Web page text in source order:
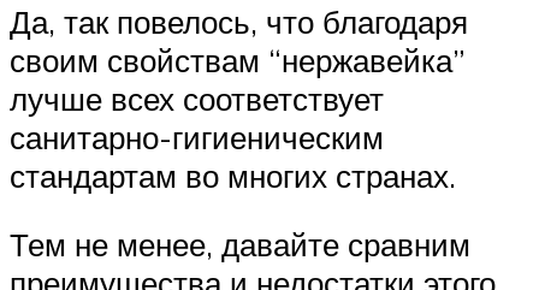
Да, так повелось, что благодаря
своим свойствам “нержавейка”
лучше всех соответствует
санитарно-гигиеническим
стандартам во многих странах.
Тем не менее, давайте сравним